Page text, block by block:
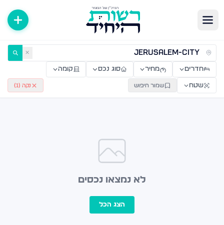
דירות למכירה ולהשכרה — רשות היחיד ✕
חדרים מחיר סוג נכס קומה
שטח שמור חיפוש נקה ( 1
)
לא נמצאו נכסים
הצג הכל